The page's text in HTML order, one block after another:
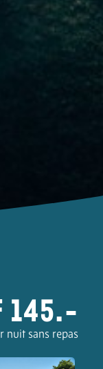
145.-
nuit sans repas